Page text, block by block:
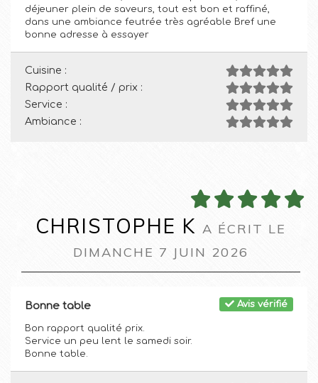
déjeuner plein de saveurs, tout est bon et raffiné,
dans une ambiance feutrée très agréable Bref une
bonne adresse à essayer
Cuisine :
Rapport qualité / prix :
Service :
Ambiance :
CHRISTOPHE K A ÉCRIT LE
DIMANCHE 7 JUIN 2026
Avis vérifié
Bonne table
Bon rapport qualité prix.
Service un peu lent le samedi soir.
Bonne table.